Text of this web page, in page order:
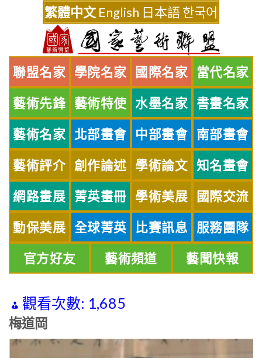
繁體中文 English 日本語한국어
聯盟名家 學院名家 國際名家 當代名家
藝術先鋒 藝術特使 水墨名家 書畫名家
藝術名家 北部畫會 中部畫會 南部畫會
藝術評介 創作論述 學術論文 知名畫會
網路畫展 菁英畫冊 學術美展 國際交流
動保美展 全球菁英 比賽訊息 服務團隊
官方好友 藝術頻道 藝聞快報
觀看次數: 1,685
梅道岡